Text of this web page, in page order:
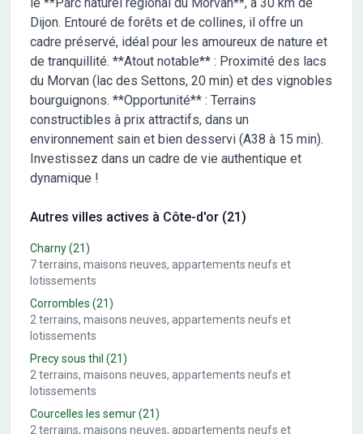
Dijon. Entouré de forêts et de collines, il offre un
cadre préservé, idéal pour les amoureux de nature et
de tranquillité. **Atout notable** : Proximité des lacs
du Morvan (lac des Settons, 20 min) et des vignobles
bourguignons. **Opportunité** : Terrains
constructibles à prix attractifs, dans un
environnement sain et bien desservi (A38 à 15 min).
Investissez dans un cadre de vie authentique et
dynamique !
Autres villes actives à Côte-d'or (21)
Charny(21)
7terrains, maisons neuves, appartements neufs et
lotissements
Corrombles (21)
2 terrains, maisons neuves, appartements neufs et
lotissements
Precy sous thil (21)
2 terrains, maisons neuves, appartements neufs et
lotissements
Courcelles les semur(21)
2 terrains, maisons neuves, appartements neufs et